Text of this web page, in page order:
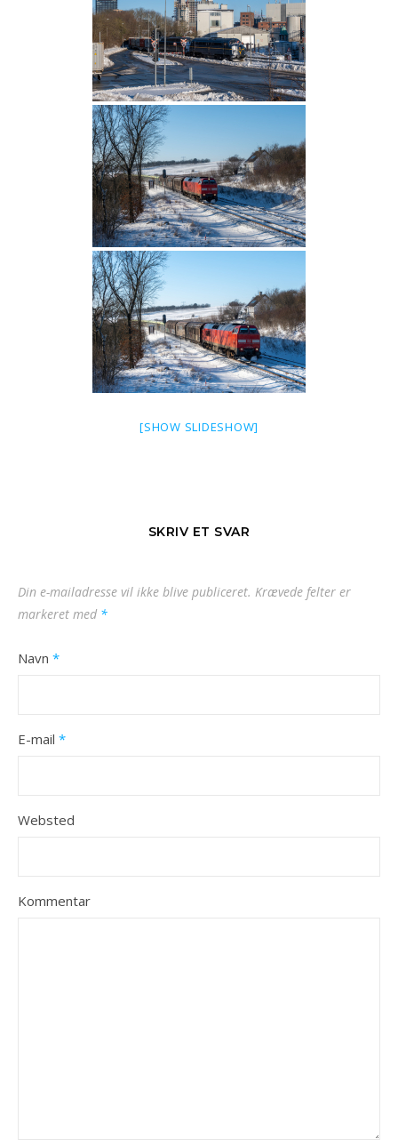
[SHOW SLIDESHOW]
SKRIV ET SVAR
Din e-mailadresse vil ikke blive publiceret. Krævede felter er
markeret med *
Navn *
E-mail *
Websted
Kommentar